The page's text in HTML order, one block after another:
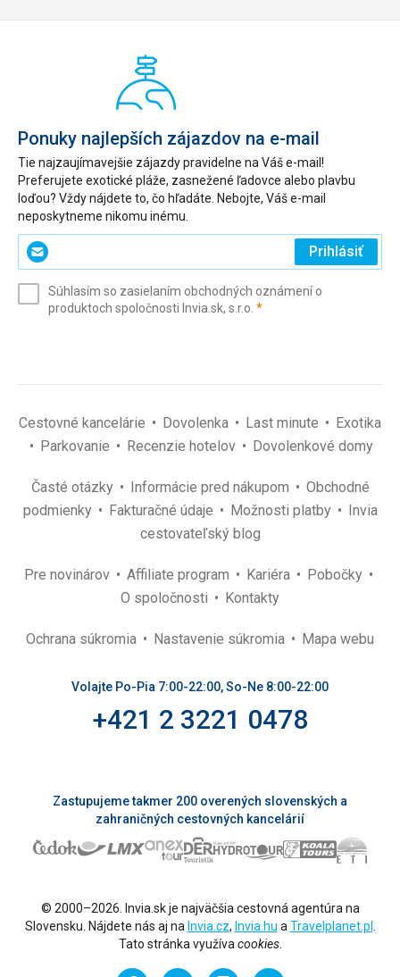
Ponuky najlepších zájazdov na e-mail
Tie najzaujímavejšie zájazdy pravidelne na Váš e-mail!
Preferujete exotické pláže, zasnežené ľadovce alebo plavbu
loďou? Vždy nájdete to, čo hľadáte. Nebojte, Váš e-mail
neposkytneme nikomu inému.
Zadajte
svoj
(povinné)
Prihlásiť
Súhlasím so zasielaním obchodných oznámení o
produktoch spoločnosti Invia.sk, s.r.o. *(povinné)
Cestovné kancelárie Dovolenka Last minute
Exotika
Parkovanie
Recenzie hotelov Dovolenkové domy
Časté otázky Informácie pred nákupom
Obchodné
podmienky
Fakturačné údaje Možnosti platby
Invia
cestovateľský blog
Pre novinárov Affiliate program Kariéra
Pobočky
O spoločnosti
Kontakty
Ochrana súkromia Nastavenie súkromia Mapa webu
Volajte Po-Pia 7:00-22:00, So-Ne 8:00-22:00
+421 2 3221 0478
Zastupujeme takmer 200 overených slovenských a
zahraničných cestovných kancelárií
© 2000–2026. Invia.sk je najväčšia cestovná agentúra na
Slovensku. Nájdete nás aj na Invia.cz, Invia.hu a Travelplanet.pl
Tato stránka využíva cookies.